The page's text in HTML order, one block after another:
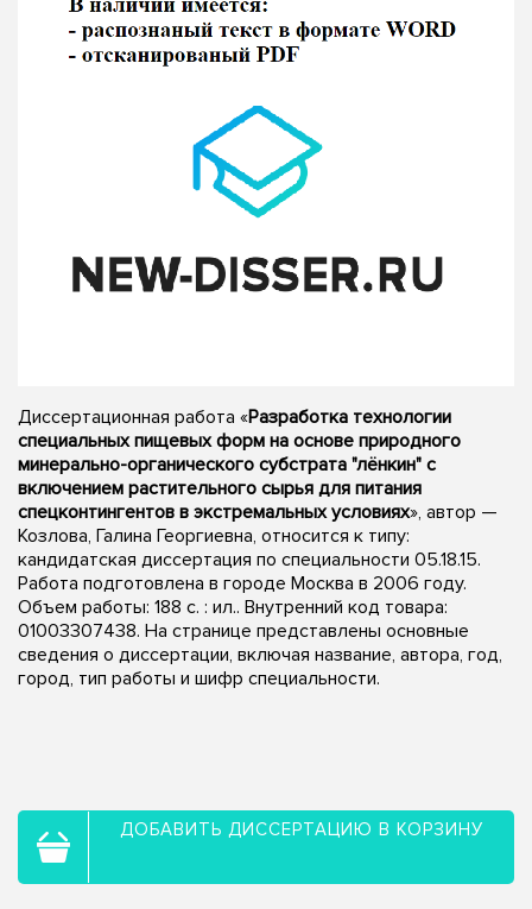
Диссертационная работа «Разработка технологии
специальных пищевых форм на основе природного
минерально-органического субстрата "лёнкин" с
включением растительного сырья для питания
спецконтингентов в экстремальных условиях», автор —
Козлова, Галина Георгиевна, относится к типу:
кандидатская диссертация по специальности 05.18.15.
Работа подготовлена в городе Москва в 2006 году.
Объем работы: 188 с. : ил.. Внутренний код товара:
01003307438. На странице представлены основные
сведения о диссертации, включая название, автора, год,
город, тип работы и шифр специальности.
ДОБАВИТЬ ДИССЕРТАЦИЮ В КОРЗИНУ